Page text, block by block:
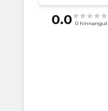
0.0 0 hinnangut